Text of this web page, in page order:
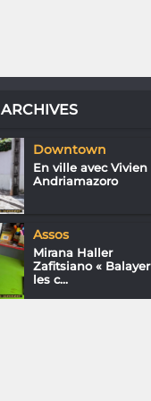
ARCHIVES
Downtown
En ville avec Vivien
Andriamazoro
Assos
Mirana Haller
Zafitsiano « Balayer
les c...